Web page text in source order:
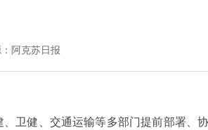
阿克苏日报
健、交通运输等多部门提前部署、